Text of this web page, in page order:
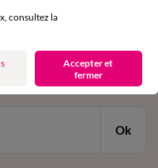
la newsletter
de confirmation
Ok
consultez la
Accepter et
fermer